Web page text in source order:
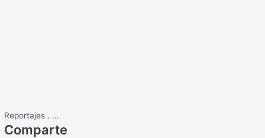
Reportajes . ...
Comparte